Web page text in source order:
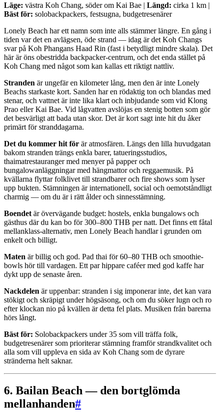
Läge: västra Koh Chang, söder om Kai Bae | Längd: cirka 1 km |
Bäst för: solobackpackers, festsugna, budgetresenärer
Lonely Beach har ett namn som inte alls stämmer längre. En gång i
tiden var det en avlägsen, öde strand — idag är det Koh Changs
svar på Koh Phangans Haad Rin (fast i betydligt mindre skala). Det
här är öns obestridda backpacker-centrum, och det enda stället på
Koh Chang med något som kan kallas ett riktigt nattliv.
Stranden är ungefär en kilometer lång, men den är inte Lonely
Beachs starkaste kort. Sanden har en rödaktig ton och blandas med
stenar, och vattnet är inte lika klart och inbjudande som vid Klong
Prao eller Kai Bae. Vid lågvatten avslöjas en stenig botten som gör
det besvärligt att bada utan skor. Det är kort sagt inte hit du åker
primärt för stranddagarna.
Det du kommer hit för är atmosfären. Längs den lilla huvudgatan
bakom stranden trängs enkla barer, tatueringsstudios,
thaimatrestauranger med menyer på papper och
bungalowanläggningar med hängmattor och reggaemusik. På
kvällarna flyttar folklivet till strandbarer och fire shows som lyser
upp bukten. Stämningen är internationell, social och oemotståndligt
charmig — om du är i rätt ålder och sinnesstämning.
Boendet är övervägande budget: hostels, enkla bungalows och
gästhus där du kan bo för 300–800 THB per natt. Det finns ett fåtal
mellanklass-alternativ, men Lonely Beach handlar i grunden om
enkelt och billigt.
Maten är billig och god. Pad thai för 60–80 THB och smoothie-
bowls hör till vardagen. Ett par hippare caféer med god kaffe har
dykt upp de senaste åren.
Nackdelen är uppenbar: stranden i sig imponerar inte, det kan vara
stökigt och skräpigt under högsäsong, och om du söker lugn och ro
efter klockan nio på kvällen är detta fel plats. Musiken från barerna
hörs långt.
Bäst för: Solobackpackers under 35 som vill träffa folk,
budgetresenärer som prioriterar stämning framför strandkvalitet och
alla som vill uppleva en sida av Koh Chang som de dyrare
stränderna helt saknar.
6. Bailan Beach — den bortglömda
mellanhanden#